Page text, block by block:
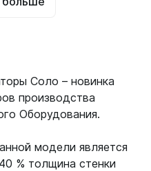
Соло – новинка
производства
Оборудования.
модели является
% толщина стенки